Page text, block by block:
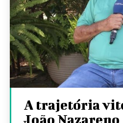
A trajetória
João Nazareno